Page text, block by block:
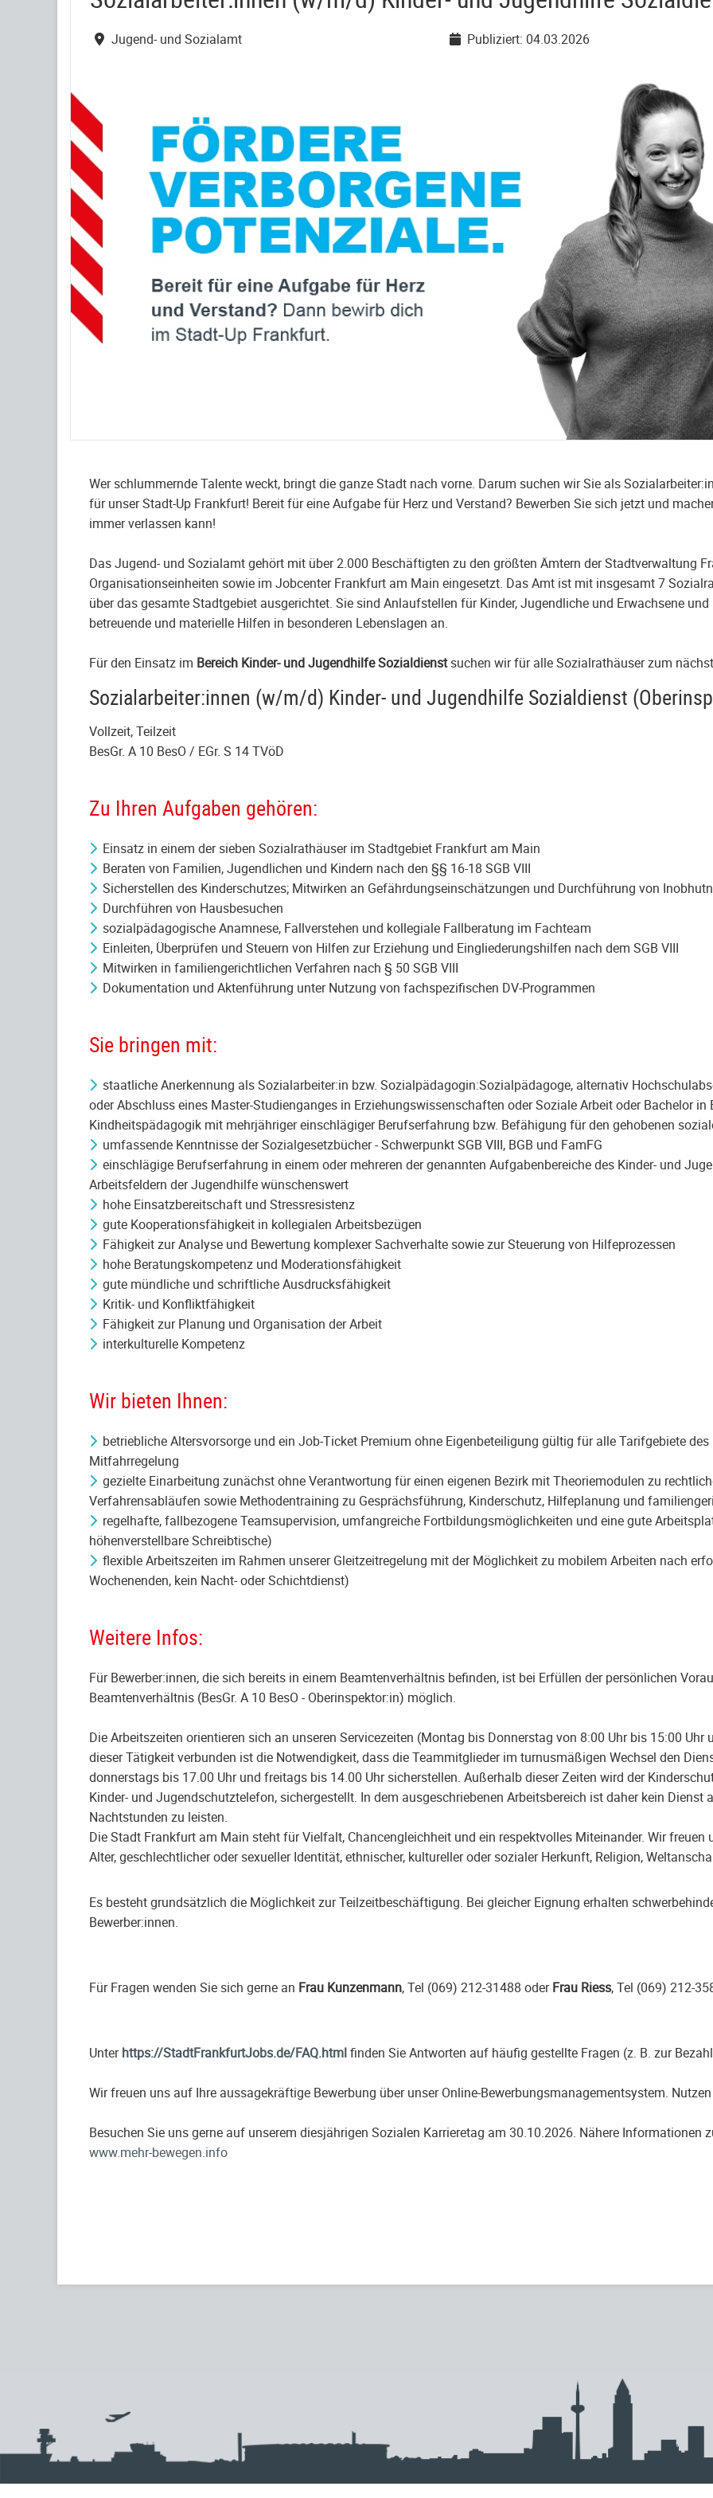
Jugend- und Sozialamt Publiziert: 04.03.2026
Wer schlummernde Talente weckt, bringt die ganze Stadt nach vorne. Darum suchen wir Sie als
für unser Stadt-Up Frankfurt! Bereit für eine Aufgabe für Herz und Verstand? Bewerben Sie sich jetzt und
immer verlassen kann!
Das Jugend- und Sozialamt gehört mit über 2.000 Beschäftigten zu den größten Ämtern der Stadtverwaltung
Organisationseinheiten sowie im Jobcenter Frankfurt am Main eingesetzt. Das Amt ist mit insgesamt 7
über das gesamte Stadtgebiet ausgerichtet. Sie sind Anlaufstellen für Kinder, Jugendliche und Erwachsene
betreuende und materielle Hilfen in besonderen Lebenslagen an.
Für den Einsatz im Bereich Kinder- und Jugendhilfe Sozialdienstsuchen wir für alle Sozialrathäuser zum
Sozialarbeiter:innen (w/m/d) Kinder- und Jugendhilfe Sozialdienst
Vollzeit, Teilzeit
BesGr. A 10 BesO / EGr. S 14 TVöD
Zu Ihren Aufgaben gehören:
Einsatz in einem der sieben Sozialrathäuser im Stadtgebiet Frankfurt am Main
Beraten von Familien, Jugendlichen und Kindern nach den §§ 16-18 SGB VIII
Sicherstellen des Kinderschutzes; Mitwirken an Gefährdungseinschätzungen und Durchführung von
Durchführen von Hausbesuchen
sozialpädagogische Anamnese, Fallverstehen und kollegiale Fallberatung im Fachteam
Einleiten, Überprüfen und Steuern von Hilfen zur Erziehung und Eingliederungshilfen nach dem SGB VIII
Mitwirken in familiengerichtlichen Verfahren nach § 50 SGB VIII
Dokumentation und Aktenführung unter Nutzung von fachspezifischen DV-Programmen
Sie bringen mit:
staatliche Anerkennung als Sozialarbeiter:in bzw. Sozialpädagogin:Sozialpädagoge, alternativ
oder Abschluss eines Master-Studienganges in Erziehungswissenschaften oder Soziale Arbeit oder Bachelor
Kindheitspädagogik mit mehrjähriger einschlägiger Berufserfahrung bzw. Befähigung für den gehobenen
umfassende Kenntnisse der Sozialgesetzbücher - Schwerpunkt SGB VIII, BGB und FamFG
einschlägige Berufserfahrung in einem oder mehreren der genannten Aufgabenbereiche des Kinder- und
Arbeitsfeldern der Jugendhilfe wünschenswert
hohe Einsatzbereitschaft und Stressresistenz
gute Kooperationsfähigkeit in kollegialen Arbeitsbezügen
Fähigkeit zur Analyse und Bewertung komplexer Sachverhalte sowie zur Steuerung von Hilfeprozessen
hohe Beratungskompetenz und Moderationsfähigkeit
gute mündliche und schriftliche Ausdrucksfähigkeit
Kritik- und Konfliktfähigkeit
Fähigkeit zur Planung und Organisation der Arbeit
interkulturelle Kompetenz
Wir bieten Ihnen:
betriebliche Altersvorsorge und ein Job-Ticket Premium ohne Eigenbeteiligung gültig für alle Tarifgebiete
Mitfahrregelung
gezielte Einarbeitung zunächst ohne Verantwortung für einen eigenen Bezirk mit Theoriemodulen zu
Verfahrensabläufen sowie Methodentraining zu Gesprächsführung, Kinderschutz, Hilfeplanung und
regelhafte, fallbezogene Teamsupervision, umfangreiche Fortbildungsmöglichkeiten und eine gute
höhenverstellbare Schreibtische)
flexible Arbeitszeiten im Rahmen unserer Gleitzeitregelung mit der Möglichkeit zu mobilem Arbeiten nach
Wochenenden, kein Nacht- oder Schichtdienst)
Weitere Infos:
Für Bewerber:innen, die sich bereits in einem Beamtenverhältnis befinden, ist bei Erfüllen der persönlichen
Beamtenverhältnis (BesGr. A 10 BesO - Oberinspektor:in) möglich.
Die Arbeitszeiten orientieren sich an unseren Servicezeiten (Montag bis Donnerstag von 8:00 Uhr bis 15:00
dieser Tätigkeit verbunden ist die Notwendigkeit, dass die Teammitglieder im turnusmäßigen Wechsel den
donnerstags bis 17.00 Uhr und freitags bis 14.00 Uhr sicherstellen. Außerhalb dieser Zeiten wird der
Kinder- und Jugendschutztelefon, sichergestellt. In dem ausgeschriebenen Arbeitsbereich ist daher kein Dienst
Nachtstunden zu leisten.
Die Stadt Frankfurt am Main steht für Vielfalt, Chancengleichheit und ein respektvolles Miteinander. Wir
Alter, geschlechtlicher oder sexueller Identität, ethnischer, kultureller oder sozialer Herkunft, Religion,
Es besteht grundsätzlich die Möglichkeit zur Teilzeitbeschäftigung. Bei gleicher Eignung erhalten
Bewerber:innen.
Für Fragen wenden Sie sich gerne an Frau Kunzenmann, Tel (069) 212-31488 oderFrau Riess, Tel (069) 212-
Unterhttps://StadtFrankfurtJobs.de/FAQ.htmlfinden Sie Antworten auf häufig gestellte Fragen (z. B. zur
Wir freuen uns auf Ihre aussagekräftige Bewerbung über unser Online-Bewerbungsmanagementsystem.
Besuchen Sie uns gerne auf unserem diesjährigen Sozialen Karrieretag am 30.10.2026. Nähere Informationen
www.mehr-bewegen.info